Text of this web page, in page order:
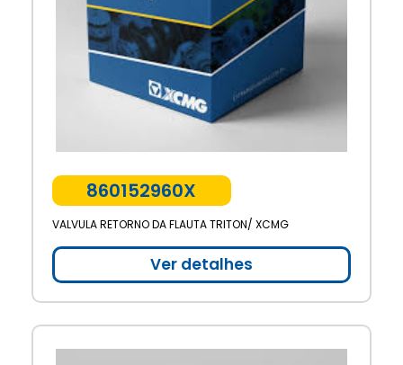
860152960X
VALVULA RETORNO DA FLAUTA TRITON/ XCMG
Ver detalhes